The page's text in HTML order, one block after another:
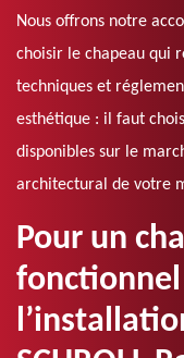
Nous offrons notre
choisir le chapeau qui
techniques et
esthétique : il faut
disponibles sur le
architectural de votre
Pour un